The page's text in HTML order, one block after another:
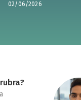
02/06/2026